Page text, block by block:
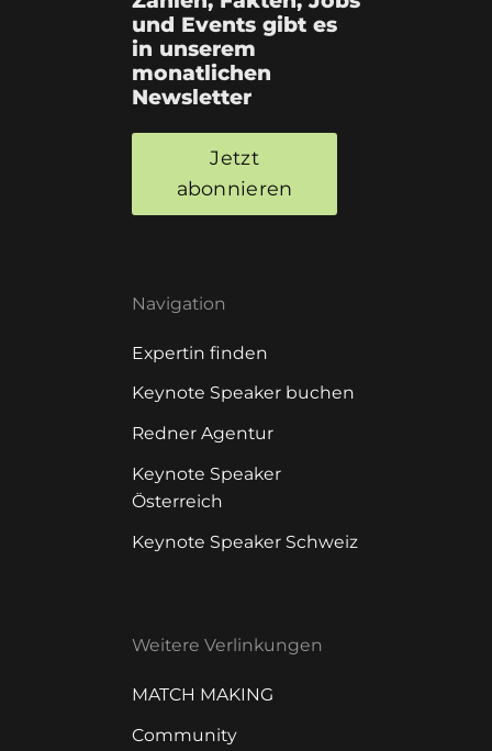
und Events gibt es
in unserem
monatlichen
Newsletter
Jetzt
abonnieren
Navigation
Expertin finden
Keynote Speaker buchen
Redner Agentur
Keynote Speaker
Österreich
Keynote Speaker Schweiz
Weitere Verlinkungen
MATCH MAKING
Community